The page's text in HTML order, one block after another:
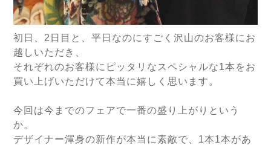
初日、2日目と、平日なのにすごく沢山のお客様にお
越しいただき、
それぞれのお客様にピッタリなスペシャルな1本をお
買い上げいただけて本当に嬉しく思います。
今回は今までのフェアで一番の盛り上がりという
か。
デザイナー渾身の新作が本当に素敵で、1本1本があ